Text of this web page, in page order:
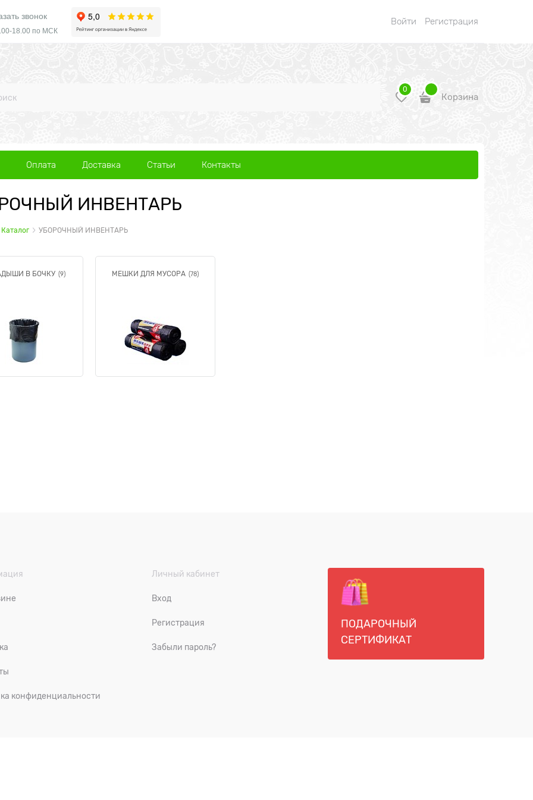
звонок
18.00 по МСК
Войти Регистрация
0
Корзина
Оплата Доставка Статьи Контакты
ИНВЕНТАРЬ
Каталог УБОРОЧНЫЙ ИНВЕНТАРЬ
В БОЧКУ (9) МЕШКИ ДЛЯ МУСОРА (78)
конфиденциальности
Личный кабинет
Вход
Регистрация
Забыли пароль?
ПОДАРОЧНЫЙ
СЕРТИФИКАТ